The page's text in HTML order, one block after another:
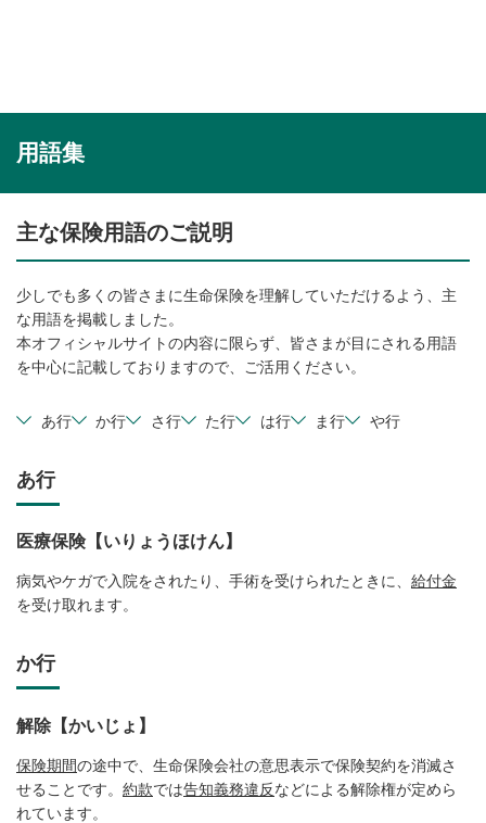
用語集
主な保険用語のご説明
少しでも多くの皆さまに生命保険を理解していただけるよう、主
な用語を掲載しました。
本オフィシャルサイトの内容に限らず、皆さまが目にされる用語
を中心に記載しておりますので、ご活用ください。
あ行 か行 さ行 た行 は行 ま行 や行
あ行
医療保険【いりょうほけん】
病気やケガで入院をされたり、手術を受けられたときに、 給付金
を受け取れます。
か行
解除【かいじょ】
保険期間の途中で、生命保険会社の意思表示で保険契約を消滅さ
せることです。 約款では告知義務違反などによる解除権が定めら
れています。